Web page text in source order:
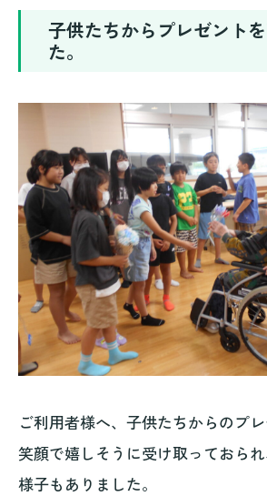
子供たちからプレゼント
た。
ご利用者様へ、子供たちからのプレ
笑顔で嬉しそうに受け取っておら
様子もありました。